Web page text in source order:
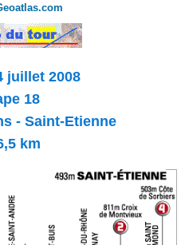
juillet 2008
18
- Saint-Etienne
km